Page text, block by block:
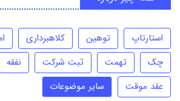
استارتاپ توهین کلاهبرداری
چک
تهمت ثبت شرکت نفقه
عقد موقت
سایر موضوعات